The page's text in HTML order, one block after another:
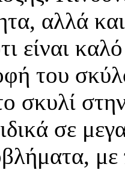
αλλά
είναι
του
σκυλί
σε
με